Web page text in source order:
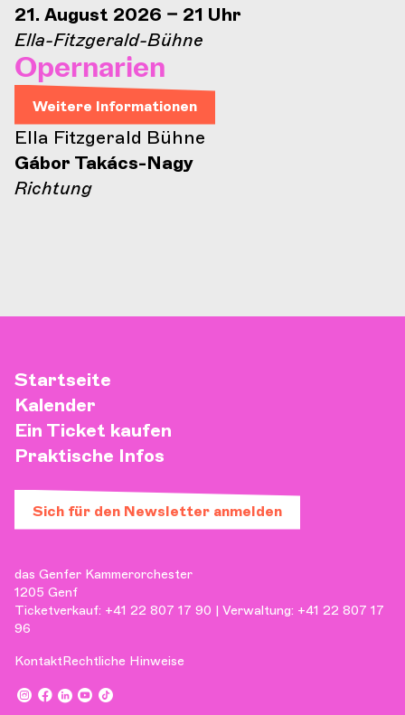
21. August 2026 – 21 Uhr
Ella-Fitzgerald-Bühne
Opernarien
Weitere Informationen
Ella Fitzgerald Bühne
Gábor Takács-Nagy
Richtung
Startseite
Kalender
Ein Ticket kaufen
Praktische Infos
Sich für den Newsletter anmelden
das Genfer Kammerorchester
1205 Genf
Ticketverkauf: +41 22 807 17 90 | Verwaltung: +41 22 807 17
96
KontaktRechtliche Hinweise